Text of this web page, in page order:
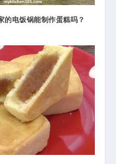
电饭锅能制作蛋糕吗？